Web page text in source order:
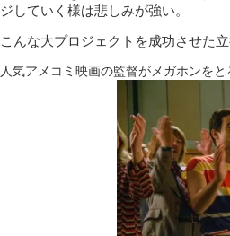
ジしていく様は悲しみが強い。
こんな大プロジェクトを成功させた
人気アメコミ映画の監督がメガホンをと